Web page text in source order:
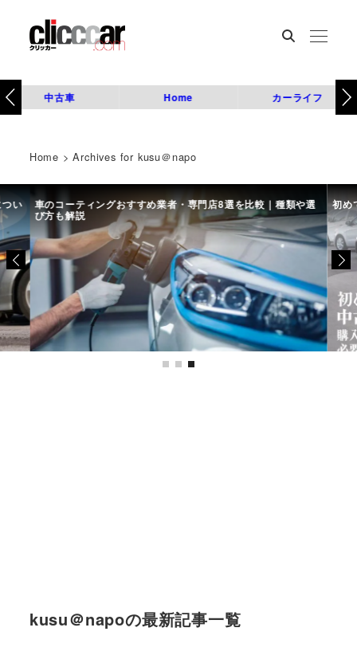
中古車 Home カーライフ
Home >Archives for kusu＠napo
い 車のコーティングおすすめ業者・専門店8選を比較｜種類や選
び方も解説
初め
kusu＠napoの最新記事一覧